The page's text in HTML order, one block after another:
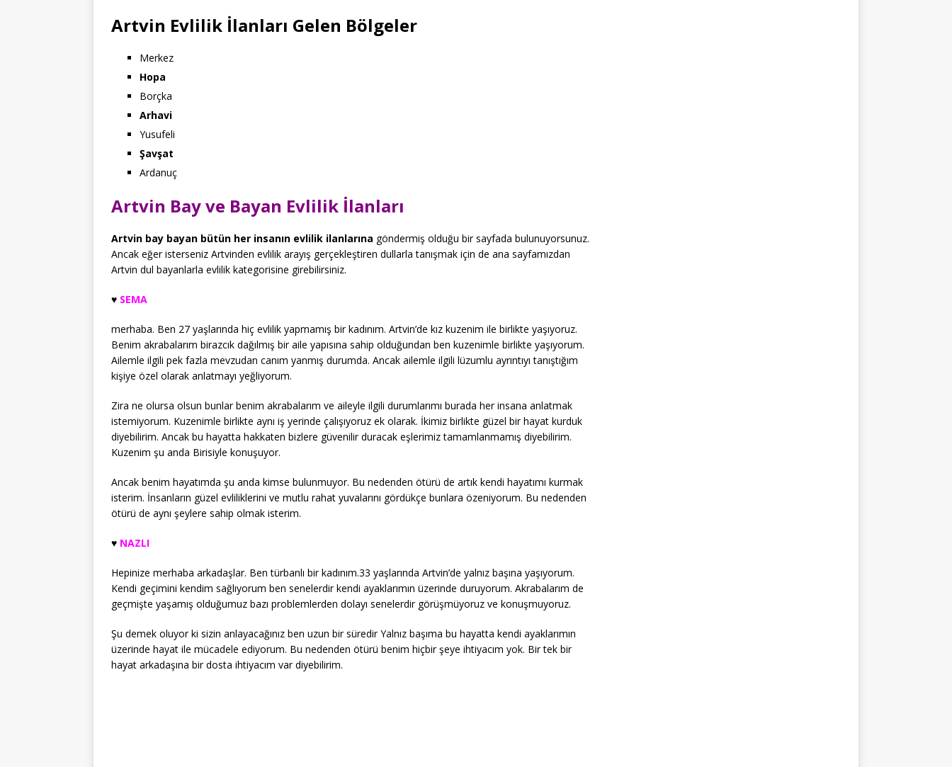
Artvin Evlilik İlanları Gelen Bölgeler
Merkez
Hopa
Borçka
Arhavi
Yusufeli
Şavşat
Ardanuç
Artvin Bay ve Bayan Evlilik İlanları
Artvin bay bayan bütün her insanın evlilik ilanlarına göndermiş olduğu bir sayfada bulunuyorsunuz.
Ancak eğer isterseniz Artvinden evlilik arayış gerçekleştiren dullarla tanışmak için de ana sayfamızdan
Artvin dul bayanlarla evlilik kategorisine girebilirsiniz.
♥️ SEMA
merhaba. Ben 27 yaşlarında hiç evlilik yapmamış bir kadınım. Artvin’de kız kuzenim ile birlikte yaşıyoruz.
Benim akrabalarım birazcık dağılmış bir aile yapısına sahip olduğundan ben kuzenimle birlikte yaşıyorum.
Ailemle ilgili pek fazla mevzudan canım yanmış durumda. Ancak ailemle ilgili lüzumlu ayrıntıyı tanıştığım
kişiye özel olarak anlatmayı yeğliyorum.
Zira ne olursa olsun bunlar benim akrabalarım ve aileyle ilgili durumlarımı burada her insana anlatmak
istemiyorum. Kuzenimle birlikte aynı iş yerinde çalışıyoruz ek olarak. İkimiz birlikte güzel bir hayat kurduk
diyebilirim. Ancak bu hayatta hakkaten bizlere güvenilir duracak eşlerimiz tamamlanmamış diyebilirim.
Kuzenim şu anda Birisiyle konuşuyor.
Ancak benim hayatımda şu anda kimse bulunmuyor. Bu nedenden ötürü de artık kendi hayatımı kurmak
isterim. İnsanların güzel evliliklerini ve mutlu rahat yuvalarını gördükçe bunlara özeniyorum. Bu nedenden
ötürü de aynı şeylere sahip olmak isterim.
♥️ NAZLI
Hepinize merhaba arkadaşlar. Ben türbanlı bir kadınım.33 yaşlarında Artvin’de yalnız başına yaşıyorum.
Kendi geçimini kendim sağlıyorum ben senelerdir kendi ayaklarımın üzerinde duruyorum. Akrabalarım de
geçmişte yaşamış olduğumuz bazı problemlerden dolayı senelerdir görüşmüyoruz ve konuşmuyoruz.
Şu demek oluyor ki sizin anlayacağınız ben uzun bir süredir Yalnız başıma bu hayatta kendi ayaklarımın
üzerinde hayat ile mücadele ediyorum. Bu nedenden ötürü benim hiçbir şeye ihtiyacım yok. Bir tek bir
hayat arkadaşına bir dosta ihtiyacım var diyebilirim.